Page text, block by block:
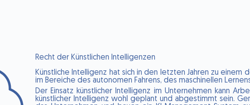
Recht der Künstlichen Intelligenzen
Künstliche Intelligenz hat sich in den letzten Jahren zu
im Bereiche des autonomen Fahrens, des maschinellen
Der Einsatz künstlicher Intelligenz im Unternehmen kann
künstlicher Intelligenz wohl geplant und abgestimmt sein.